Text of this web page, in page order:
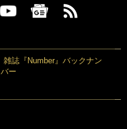
雑誌『Number』バックナン
バー